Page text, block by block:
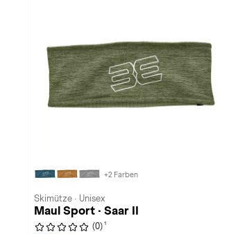
+2 Farben
Skimütze · Unisex
Maul Sport · Saar II
(0) 1